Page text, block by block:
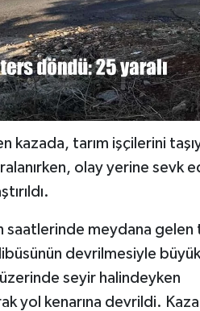
kazada, tarım işçilerini
olay yerine sevk
saatlerinde meydana
devrilmesiyle büyük
seyir halindeyken
yol kenarına devrildi.